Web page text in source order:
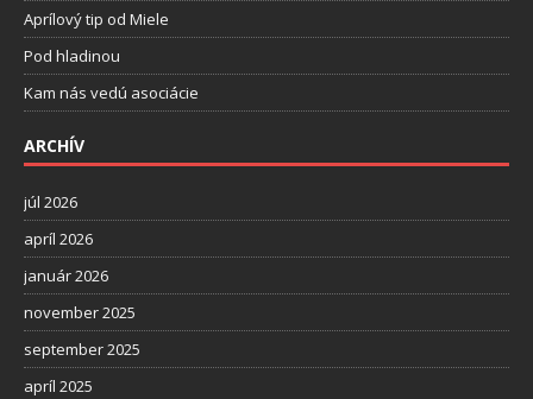
Aprílový tip od Miele
Pod hladinou
Kam nás vedú asociácie
ARCHÍV
júl 2026
apríl 2026
január 2026
november 2025
september 2025
apríl 2025